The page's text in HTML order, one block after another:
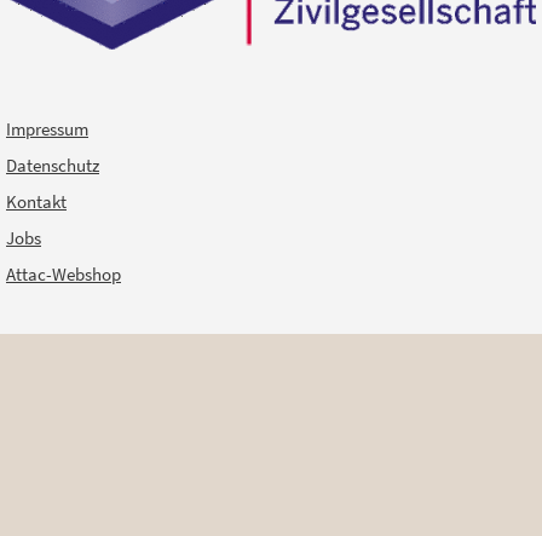
Impressum
Datenschutz
Kontakt
Jobs
Attac-Webshop